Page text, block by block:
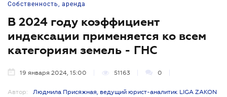
Собственность, аренда
В 2024 году коэффициент
индексации применяется ко всем
категориям земель - ГНС
19 января 2024, 15:00 51163 0
Автор:
Людмила Присяжная, ведущий юрист-аналитик LIGA ZAKON